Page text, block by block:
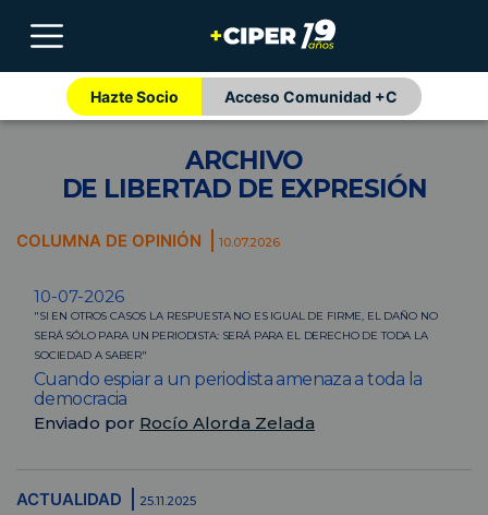
Hazte Socio Acceso Comunidad +C
ARCHIVO
DE LIBERTAD DE EXPRESIÓN
COLUMNA DE OPINIÓN 10.07.2026
10-07-2026
"SI EN OTROS CASOS LA RESPUESTA NO ES IGUAL DE FIRME, EL DAÑO NO
SERÁ SÓLO PARA UN PERIODISTA: SERÁ PARA EL DERECHO DE TODA LA
SOCIEDAD A SABER"
Cuando espiar a un periodista amenaza a toda la
democracia
Enviado por Rocío Alorda Zelada
ACTUALIDAD 25.11.2025